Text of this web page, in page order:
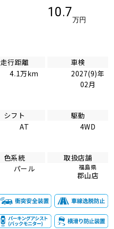
10.7
万円
走行距離
4.1万km
車検
2027(9)年
02月
シフト
AT
駆動
4WD
色系統
パール
取扱店舗
福島県
郡山店